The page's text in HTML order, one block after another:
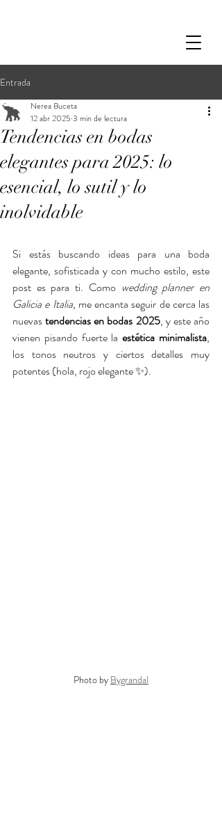
Entrada
Tendencias en bodas
elegantes para 2025: lo
esencial, lo sutil y lo
inolvidable
Nerea Buceta
12 abr 2025 3 min de lectura
Si estás buscando ideas para una boda
elegante, sofisticada y con mucho estilo, este
post es para ti. Como wedding planner en
Galicia e Italia, me encanta seguir de cerca las
nuevas tendencias en bodas 2025, y este año
vienen pisando fuerte la estética minimalista,
los tonos neutros y ciertos detalles muy
potentes (hola, rojo elegante ✨).
Photo by Bygrandal